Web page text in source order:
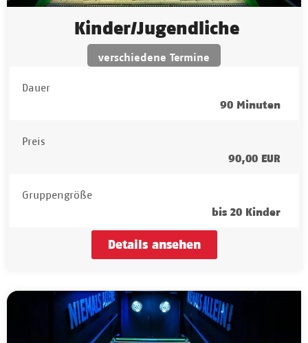
Kinder/Jugendliche
verschiedene Termine
Dauer
90 Minuten
Preis
90,00 EUR
Gruppengröße
bis 20 Kinder
Details ansehen